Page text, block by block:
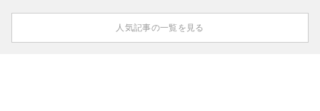
人気記事の一覧を見る